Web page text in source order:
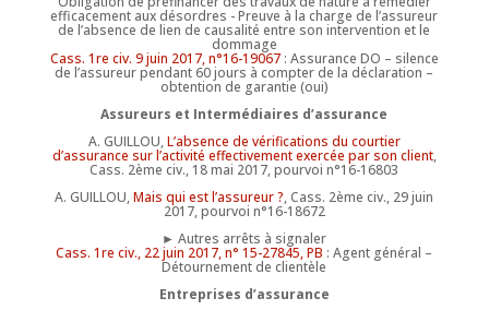
efficacement aux désordres - Preuve à la charge de l’assureur
de l’absence de lien de causalité entre son intervention et le
dommage
Cass. 1re civ. 9 juin 2017, n°16-19067: Assurance DO – silence
de l’assureur pendant 60 jours à compter de la déclaration –
obtention de garantie (oui)
Assureurs et Intermédiaires d’assurance
A. GUILLOU,L’absence de vérifications du courtier
d’assurance sur l’activité effectivement exercée par son client,
Cass. 2ème civ., 18 mai 2017, pourvoi n°16-16803
A. GUILLOU,Mais qui est l’assureur ?, Cass. 2ème civ., 29 juin
2017, pourvoi n°16-18672
► Autres arrêts à signaler
Cass. 1re civ., 22 juin 2017, n° 15-27845, PB : Agent général –
Détournement de clientèle
Entreprises d’assurance